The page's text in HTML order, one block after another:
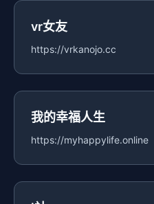
vr女友
https://vrkanojo.cc
我的幸福人生
https://myhappylife.online